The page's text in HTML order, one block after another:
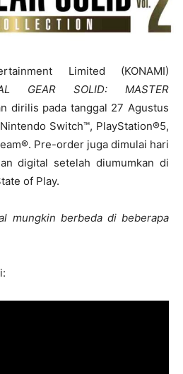
Limited (KONAMI)
GEAR SOLID: MASTER
dirilis pada tanggal 27 Agustus
Switch™, PlayStation®5,
Pre-order juga dimulai hari
digital setelah diumumkan di
of Play.
mungkin berbeda di beberapa